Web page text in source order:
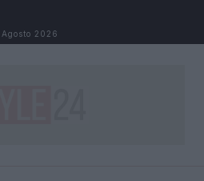
2026